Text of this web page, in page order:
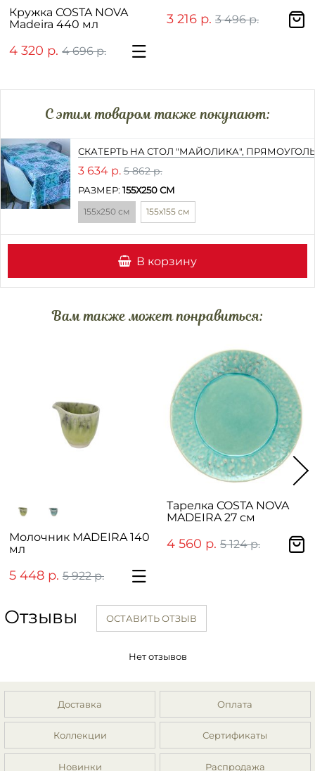
Кружка COSTA NOVA
Madeira 440 мл
4 320 р. 4 696 р.
3 216 р. 3 496 р.
C этим товаром также покупают:
СКАТЕРТЬ НА СТОЛ "МАЙОЛИКА",
3 634 р. 5 862 р.
РАЗМЕР: 155Х250 СМ
155х250 см 155х155 см
В корзину
Вам также может понравиться:
Молочник MADEIRA 140
мл
5 448 р. 5 922 р.
Тарелка COSTA NOVA
MADEIRA 27 см
4 560 р. 5 124 р.
Отзывы ОСТАВИТЬ ОТЗЫВ
Нет отзывов
Доставка Оплата
Коллекции Сертификаты
Новинки Распродажа